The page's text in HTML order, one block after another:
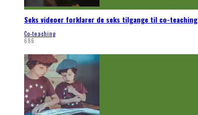
Seks videoer forklarer de seks tilgange til co-teaching
Co-teaching
686